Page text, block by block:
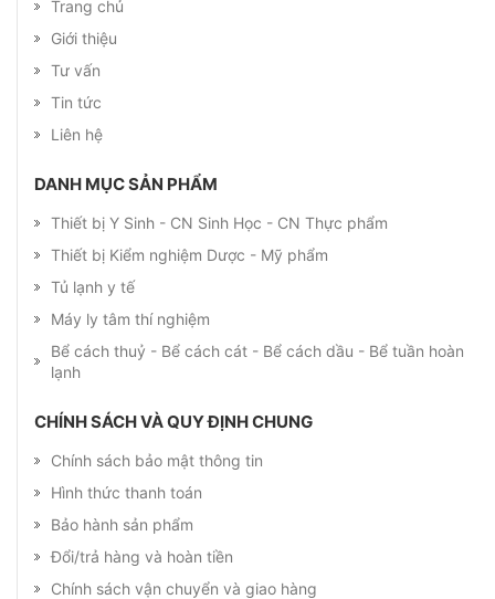
Trang chủ
Giới thiệu
Tư vấn
Tin tức
Liên hệ
DANH MỤC SẢN PHẨM
Thiết bị Y Sinh - CN Sinh Học - CN Thực phẩm
Thiết bị Kiểm nghiệm Dược - Mỹ phẩm
Tủ lạnh y tế
Máy ly tâm thí nghiệm
Bể cách thuỷ - Bể cách cát - Bể cách dầu - Bể tuần hoàn
lạnh
CHÍNH SÁCH VÀ QUY ĐỊNH CHUNG
Chính sách bảo mật thông tin
Hình thức thanh toán
Bảo hành sản phẩm
Đổi/trả hàng và hoàn tiền
Chính sách vận chuyển và giao hàng